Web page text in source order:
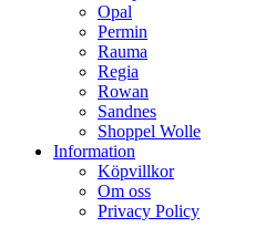
Opal
Permin
Rauma
Regia
Rowan
Sandnes
Shoppel Wolle
Information
Köpvillkor
Om oss
Privacy Policy